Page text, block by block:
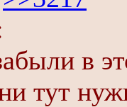
в
тут